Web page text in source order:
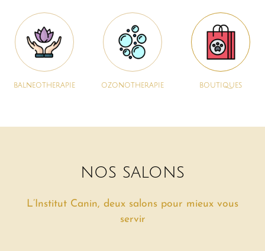
balneotherapie ozonotherapie boutiques
nos salons
L’Institut Canin, deux salons pour mieux vous
servir